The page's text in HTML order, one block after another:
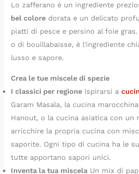
Lo zafferano è un ingrediente
bel colore dorata e un delicato
piatti di pesce e persino al foie
o di bouillabaisse, è l'ingrediente
lusso e sapore.
Crea le tue miscele di spezie
I classici per regione Ispirarsi a
Garam Masala, la cucina
Hanout, o la cucina asiatica con un
arricchire la propria cucina con
saporite. Ogni tipo di cucina ha le
tutte apportano sapori unici.
Inventa la tua miscela Un mix di